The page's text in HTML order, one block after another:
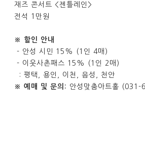
재즈 콘서트 <젠틀레인>
전석 1만원
※ 할인 안내
- 안성 시민 15% (1인 4매)
- 이웃사촌패스 15% (1인 2매)
: 평택, 용인, 이천, 음성, 천안
※ 예매 및 문의: 안성맞춤아트홀